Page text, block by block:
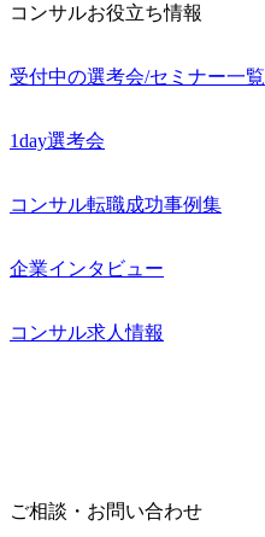
コンサルお役立ち情報
受付中の選考会/セミナー一覧
1day選考会
コンサル転職成功事例集
企業インタビュー
コンサル求人情報
ご相談・お問い合わせ